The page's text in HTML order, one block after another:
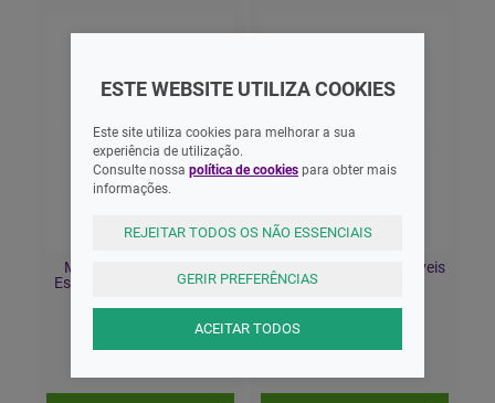
Medicomp Compressa
Estérril 10x10cmx 25x X2
5,00 EUR
Tiritas Pensos Detectáveis
19x72mm X100
12,60 EUR
ESTE WEBSITE UTILIZA COOKIES
Este site utiliza cookies para melhorar a sua
experiência de utilização.
Consulte nossa política de cookies para obter mais
informações.
REJEITAR TODOS OS NÃO ESSENCIAIS
GERIR PREFERÊNCIAS
ACEITAR TODOS